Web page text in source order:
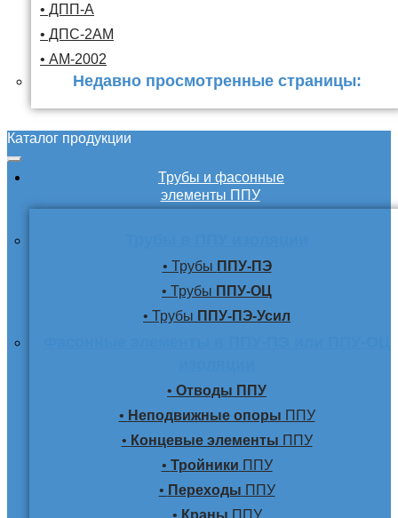
• ДПП-А
• ДПС-2АМ
• АМ-2002
Недавно просмотренные страницы:
Каталог продукции
Трубы и фасонные
элементы ППУ
• Трубы ППУ-ПЭ
• Трубы ППУ-ОЦ
• Трубы ППУ-ПЭ-Усил
• Отводы ППУ
• Неподвижные опоры ППУ
• Концевые элементы ППУ
• Тройники ППУ
• Переходы ППУ